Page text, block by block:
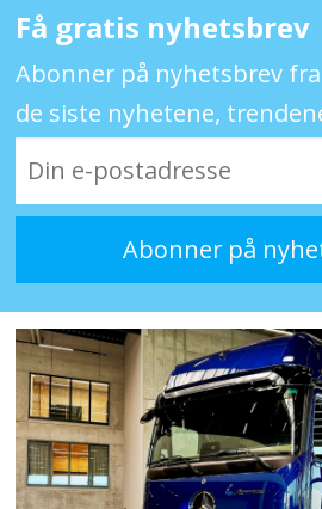
Få gratis nyhetsbrev
Abonner på nyhetsbrev
de siste nyhetene,